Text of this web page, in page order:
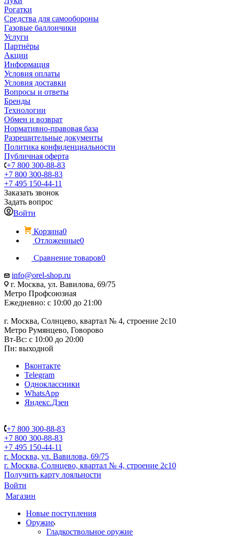
Рогатки
Средства для самообороны
Газовые баллончики
Услуги
Партнёры
Акции
Информация
Условия оплаты
Условия доставки
Вопросы и ответы
Бренды
Технологии
Обмен и возврат
Нормативно-правовая база
Разрешительные документы
Политика конфиденциальности
Публичная оферта
+7 800 300-88-83
+7 800 300-88-83
+7 495 150-44-11
Заказать звонок
Задать вопрос
Войти
Корзина0
Отложенные0
Сравнение товаров0
info@orel-shop.ru
г. Москва, ул. Вавилова, 69/75
Метро Профсоюзная
Ежедневно: с 10:00 до 21:00
г. Москва, Солнцево, квартал № 4, строение 2с10
Метро Румянцево, Говорово
Вт-Вс: с 10:00 до 20:00
Пн: выходной
Вконтакте
Telegram
Одноклассники
WhatsApp
Яндекс.Дзен
+7 800 300-88-83
+7 800 300-88-83
+7 495 150-44-11
г. Москва, ул. Вавилова, 69/75
г. Москва, Солнцево, квартал № 4, строение 2с10
Получить карту лояльности
Войти
Магазин
Новые поступления
Оружие
Гладкоствольное оружие